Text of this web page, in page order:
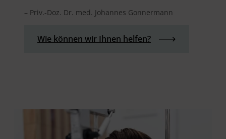
– Priv.-Doz. Dr. med. Johannes Gonnermann
Wie können wir Ihnen helfen?